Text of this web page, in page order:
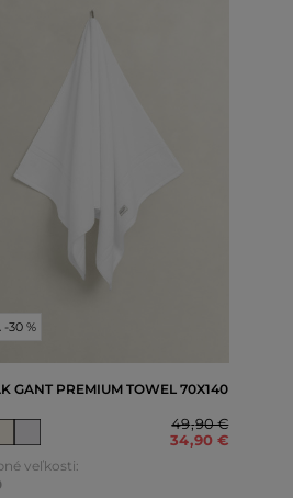
-30 %
GANT PREMIUM TOWEL 70X140
49,90 €
34,90 €
veľkosti: